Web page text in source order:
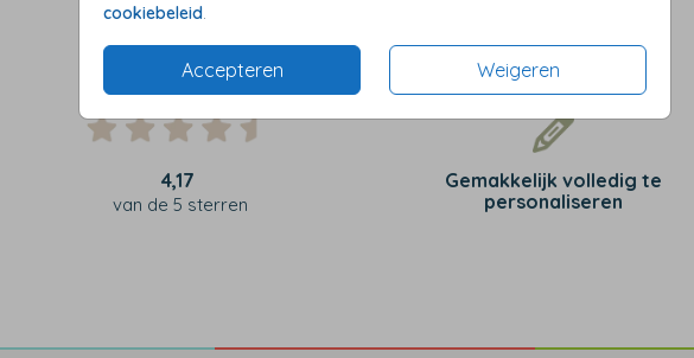
cookiebeleid
Accepteren Weigeren
4,17
van de 5 sterren
Gemakkelijk volledig te
personaliseren